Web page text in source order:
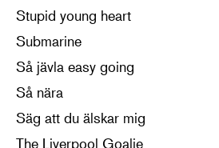
Stupid young heart
Submarine
Så jävla easy going
Så nära
Säg att du älskar mig
The Liverpool Goalie